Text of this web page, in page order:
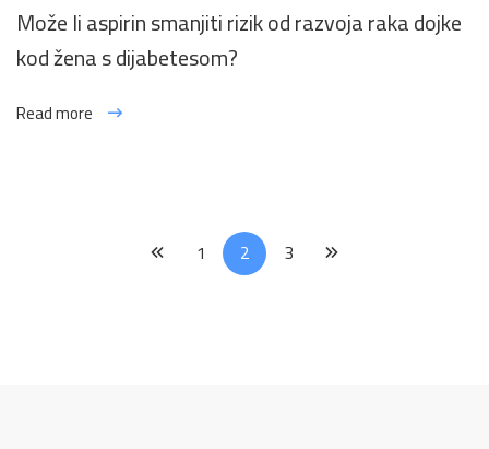
Može li aspirin smanjiti rizik od razvoja raka dojke
kod žena s dijabetesom?
Read more
1 2 3